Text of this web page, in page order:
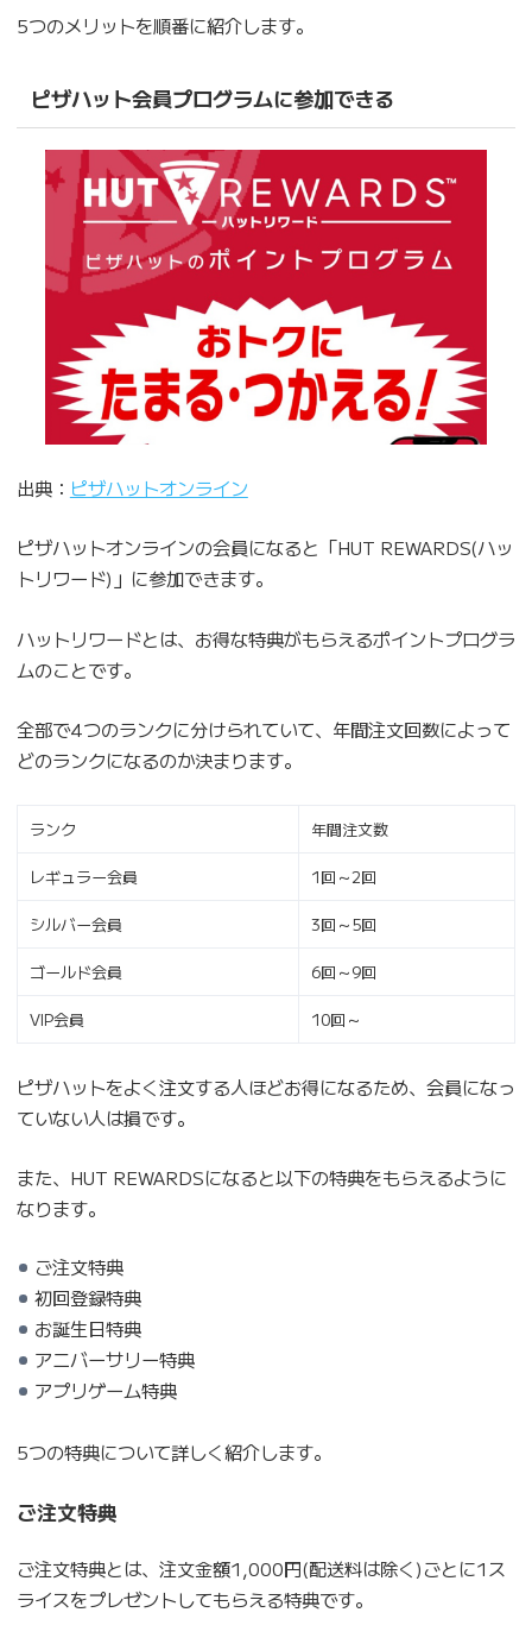
5つのメリットを順番に紹介します。
ピザハット会員プログラムに参加できる
出典： ピザハットオンライン
ピザハットオンラインの会員になると「HUT REWARDS(ハッ
トリワード)」に参加できます。
ハットリワードとは、お得な特典がもらえるポイントプログラ
ムのことです。
全部で4つのランクに分けられていて、年間注文回数によって
どのランクになるのか決まります。
ランク 年間注文数
レギュラー会員 1回～2回
シルバー会員 3回～5回
ゴールド会員 6回～9回
VIP会員 10回～
ピザハットをよく注文する人ほどお得になるため、会員になっ
ていない人は損です。
また、HUT REWARDSになると以下の特典をもらえるように
なります。
ご注文特典
初回登録特典
お誕生日特典
アニバーサリー特典
アプリゲーム特典
5つの特典について詳しく紹介します。
ご注文特典
ご注文特典とは、注文金額1,000円(配送料は除く)ごとに1ス
ライスをプレゼントしてもらえる特典です。